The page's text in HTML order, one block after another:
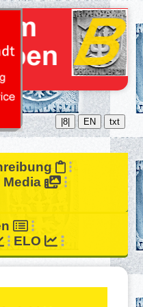
|8| EN txt
Media
ELO